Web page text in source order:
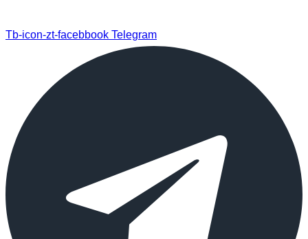
Tb-icon-zt-facebbook Telegram